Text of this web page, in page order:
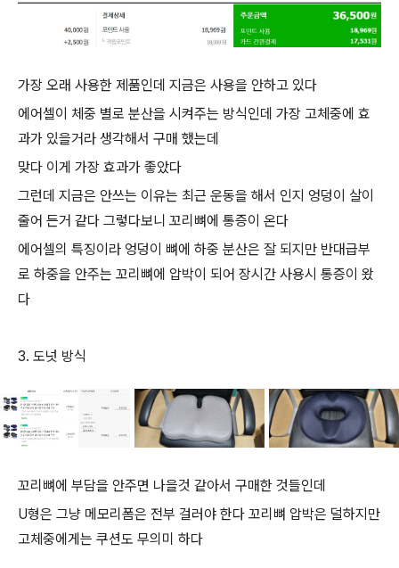
가장 오래 사용한 제품인데 지금은 사용을 안하고 있다
에어셀이 체중 별로 분산을 시켜주는 방식인데 가장 고체중에 효
과가 있을거라 생각해서 구매 했는데
맞다 이게 가장 효과가 좋았다
그런데 지금은 안쓰는 이유는 최근 운동을 해서 인지 엉덩이 살이
줄어 든거 같다 그렇다보니 꼬리뼈에 통증이 온다
에어셀의 특징이라 엉덩이 뼈에 하중 분산은 잘 되지만 반대급부
로 하중을 안주는 꼬리뼈에 압박이 되어 장시간 사용시 통증이 왔
다
3. 도넛 방식
꼬리뼈에 부담을 안주면 나을것 같아서 구매한 것들인데
U형은 그냥 메모리폼은 전부 걸러야 한다 꼬리뼈 압박은 덜하지만
고체중에게는 쿠션도 무의미 하다